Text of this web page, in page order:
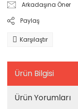
Arkadaşına Öner
Paylaş
Karşılaştır
Ürün Bilgisi
Ürün Yorumları